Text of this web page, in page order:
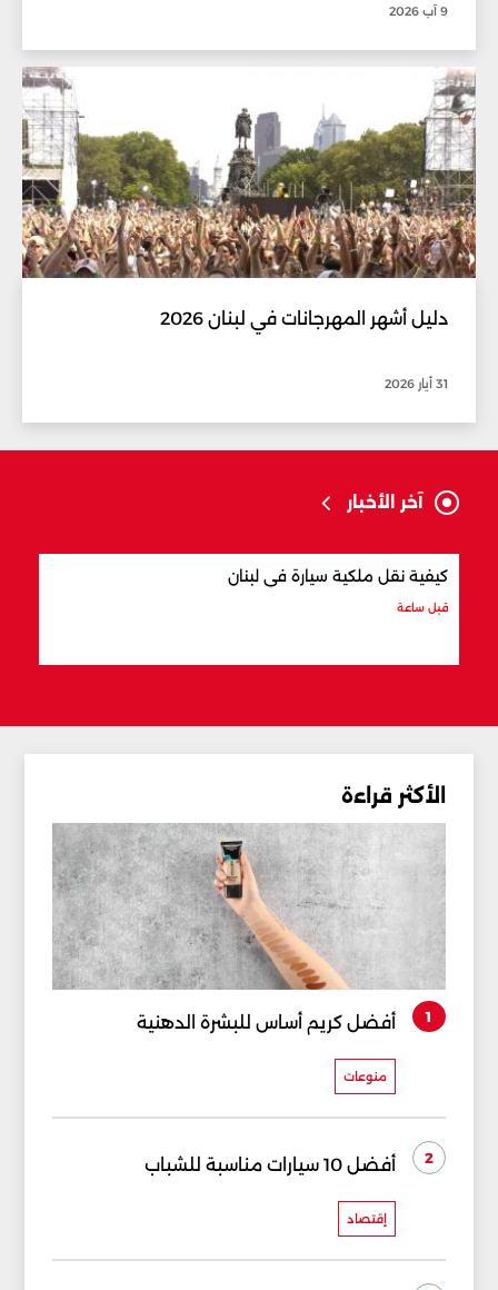
9 آب 2026
دليل أشهر المهرجانات في لبنان 2026
31 أيار 2026
آخر الأخبار
كيفية نقل ملكية سيارة في لبنان
قبل ساعة
الأكثر قراءة
1 أفضل كريم أساس للبشرة الدهنية
منوعات
2 أفضل 10 سيارات مناسبة للشباب
إقتصاد